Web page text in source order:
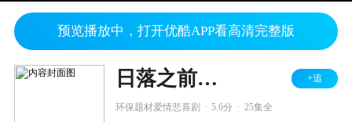
预览播放中，打开优酷APP看高清完整版
日落之前爱上你 +追
环保题材爱情悲喜剧 5.6分 25集全